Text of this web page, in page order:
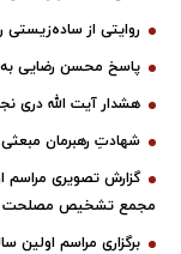
روایتی از ساده‌زیستی
پاسخ محسن رضایی به
هشدار آیت الله دری
شهادتِ رهبرمان
گزارش تصویری مراسم
مجمع تشخیص مصلحت
برگزاری مراسم اولین